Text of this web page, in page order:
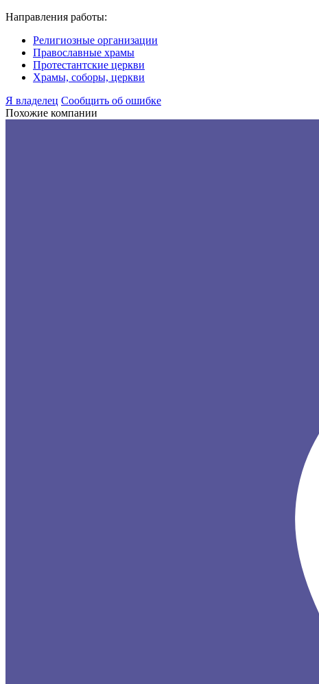
Направления работы:
Религиозные организации
Православные храмы
Протестантские церкви
Храмы, соборы, церкви
Я владелец Сообщить об ошибке
Похожие компании